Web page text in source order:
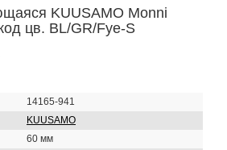
KUUSAMO Monni
цв. BL/GR/Fye-S
14165-941
KUUSAMO
60 мм